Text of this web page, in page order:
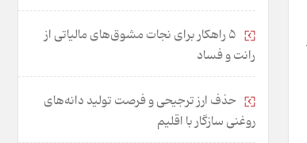
۵ راهکار برای نجات مشوق‌های مالیاتی از
رانت و فساد
حذف ارز ترجیحی و فرصت تولید دانه‌های
روغنی سازگار با اقلیم